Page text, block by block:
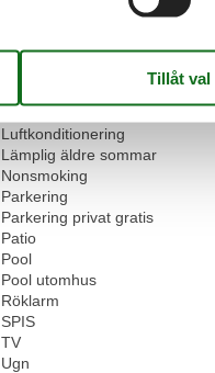
Kitchenette
Luftkonditionering
Lämplig äldre sommar
Nonsmoking
Parkering
Parkering privat gratis
Patio
Pool
Pool utomhus
Röklarm
SPIS
TV
Ugn